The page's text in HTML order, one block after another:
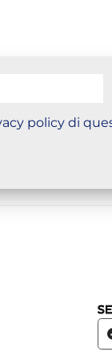
policy di